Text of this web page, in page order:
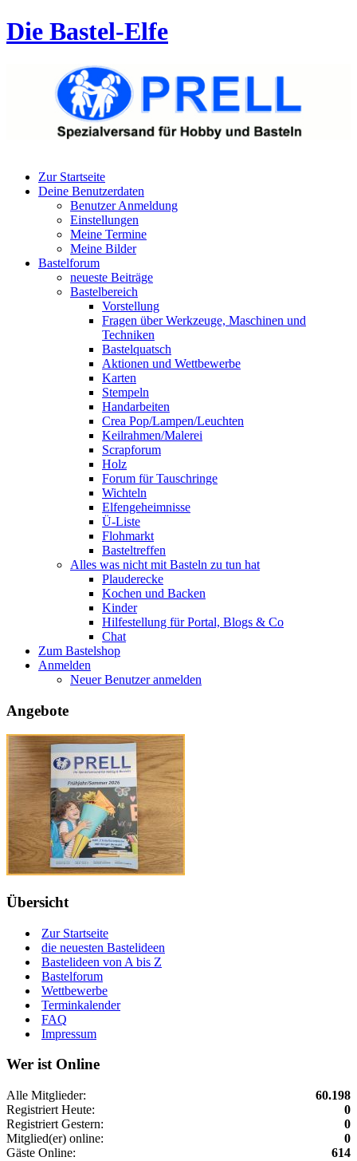
Die Bastel-Elfe
Zur Startseite
Deine Benutzerdaten
Benutzer Anmeldung
Einstellungen
Meine Termine
Meine Bilder
Bastelforum
neueste Beiträge
Bastelbereich
Vorstellung
Fragen über Werkzeuge, Maschinen und
Techniken
Bastelquatsch
Aktionen und Wettbewerbe
Karten
Stempeln
Handarbeiten
Crea Pop/Lampen/Leuchten
Keilrahmen/Malerei
Scrapforum
Holz
Forum für Tauschringe
Wichteln
Elfengeheimnisse
Ü-Liste
Flohmarkt
Basteltreffen
Alles was nicht mit Basteln zu tun hat
Plauderecke
Kochen und Backen
Kinder
Hilfestellung für Portal, Blogs & Co
Chat
Zum Bastelshop
Anmelden
Neuer Benutzer anmelden
Angebote
Übersicht
Zur Startseite
die neuesten Bastelideen
Bastelideen von A bis Z
Bastelforum
Wettbewerbe
Terminkalender
FAQ
Impressum
Wer ist Online
Alle Mitglieder:
60.198
Registriert Heute:
0
Registriert Gestern:
0
Mitglied(er) online:
0
Gäste Online:
614